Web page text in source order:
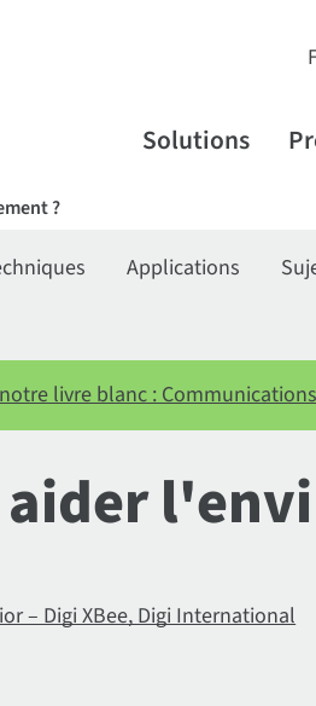
Solutions
?
Applications
livre blanc :
aider
– Digi XBee, Digi International